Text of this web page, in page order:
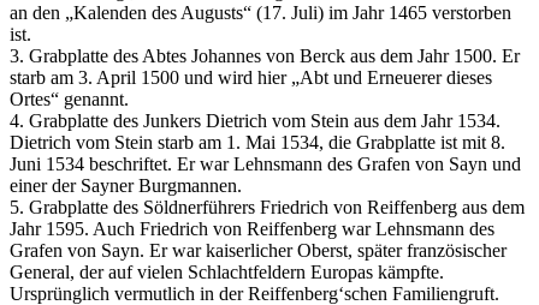
an den „Kalenden des Augusts“ (17. Juli) im Jahr 1465 verstorben
ist.
3. Grabplatte des Abtes Johannes von Berck aus dem Jahr 1500. Er
starb am 3. April 1500 und wird hier „Abt und Erneuerer dieses
Ortes“ genannt.
4. Grabplatte des Junkers Dietrich vom Stein aus dem Jahr 1534.
Dietrich vom Stein starb am 1. Mai 1534, die Grabplatte ist mit 8.
Juni 1534 beschriftet. Er war Lehnsmann des Grafen von Sayn und
einer der Sayner Burgmannen.
5. Grabplatte des Söldnerführers Friedrich von Reiffenberg aus dem
Jahr 1595. Auch Friedrich von Reiffenberg war Lehnsmann des
Grafen von Sayn. Er war kaiserlicher Oberst, später französischer
General, der auf vielen Schlachtfeldern Europas kämpfte.
Ursprünglich vermutlich in der Reiffenberg‘schen Familiengruft.